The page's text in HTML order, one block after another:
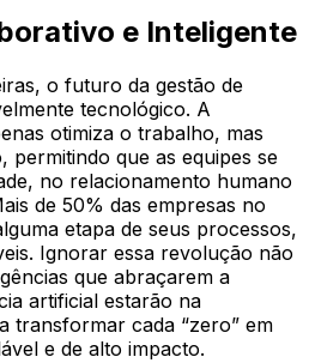
e Inteligente
o futuro da gestão de
tecnológico. A
otimiza o trabalho, mas
permitindo que as equipes se
no relacionamento humano
de 50% das empresas no
etapa de seus processos,
Ignorar essa revolução não
que abraçarem a
artificial estarão na
transformar cada “zero” em
e de alto impacto.